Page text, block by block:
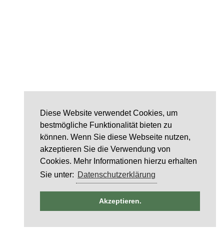
Diese Website verwendet Cookies, um
bestmögliche Funktionalität bieten zu
können. Wenn Sie diese Webseite nutzen,
akzeptieren Sie die Verwendung von
Cookies. Mehr Informationen hierzu erhalten
Sie unter: Datenschutzerklärung
Akzeptieren.